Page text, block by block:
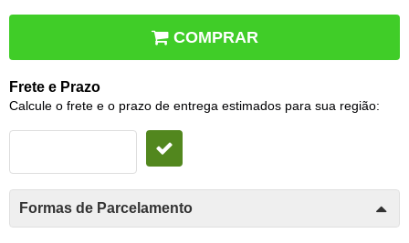
COMPRAR
Frete e Prazo
Calcule o frete e o prazo de entrega estimados para sua região:
Formas de Parcelamento